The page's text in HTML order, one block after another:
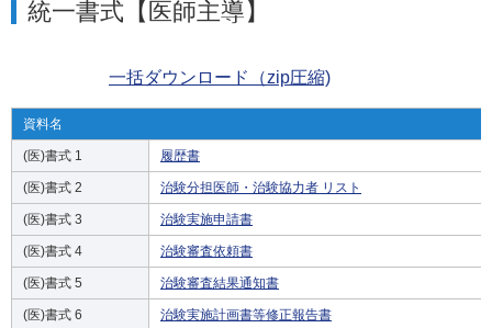
統一書式【医師主導】
一括ダウンロード（zip圧縮)
資料名
(医)書式 1 履歴書
(医)書式 2 治験分担医師・治験協力者 リスト
(医)書式 3 治験実施申請書
(医)書式 4 治験審査依頼書
(医)書式 5 治験審査結果通知書
(医)書式 6 治験実施計画書等修正報告書